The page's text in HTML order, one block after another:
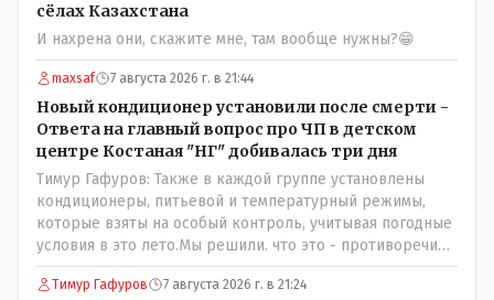
сёлах Казахстана
И нахрена они, скажите мне, там вообще нужны?😁
maxsaf 7 августа 2026 г. в 21:44
Новый кондиционер установили после смерти -
Ответа на главный вопрос про ЧП в детском
центре Костаная "НГ" добивалась три дня
Тимур Гафуров: Также в каждой группе установлены
кондиционеры, питьевой и температурный режимы,
которые взяты на особый контроль, учитывая погодные
условия в это лето.Мы решили. что это - противоречие.
Вы считаете иначе?Ну тут противоречия нет. Этот
комментарий прозвучал на следующий день после
Тимур Гафуров 7 августа 2026 г. в 21:24